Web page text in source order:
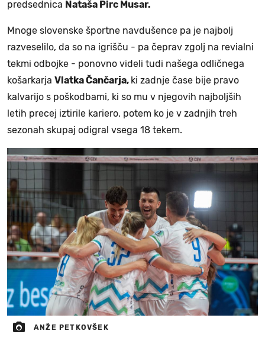
predsednica Nataša Pirc Musar.
Mnoge slovenske športne navdušence pa je najbolj
razveselilo, da so na igrišču - pa čeprav zgolj na revialni
tekmi odbojke - ponovno videli tudi našega odličnega
košarkarja Vlatka Čančarja, ki zadnje čase bije pravo
kalvarijo s poškodbami, ki so mu v njegovih najboljših
letih precej iztirile kariero, potem ko je v zadnjih treh
sezonah skupaj odigral vsega 18 tekem.
ANŽE PETKOVŠEK